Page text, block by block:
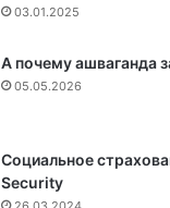
03.01.2025
А почему ашваганда
05.05.2026
Социальное
Security